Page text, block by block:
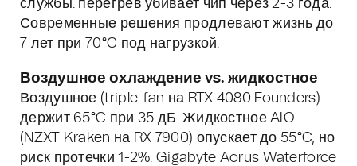
службы: перегрев убивает чип через 2-3 года.
Современные решения продлевают жизнь до
7 лет при 70°C под нагрузкой.
Воздушное охлаждение vs. жидкостное
Воздушное (triple-fan на RTX 4080 Founders)
держит 65°C при 35 дБ. Жидкостное AIO
(NZXT Kraken на RX 7900) опускает до 55°C, но
риск протечки 1-2%. Gigabyte Aorus Waterforce